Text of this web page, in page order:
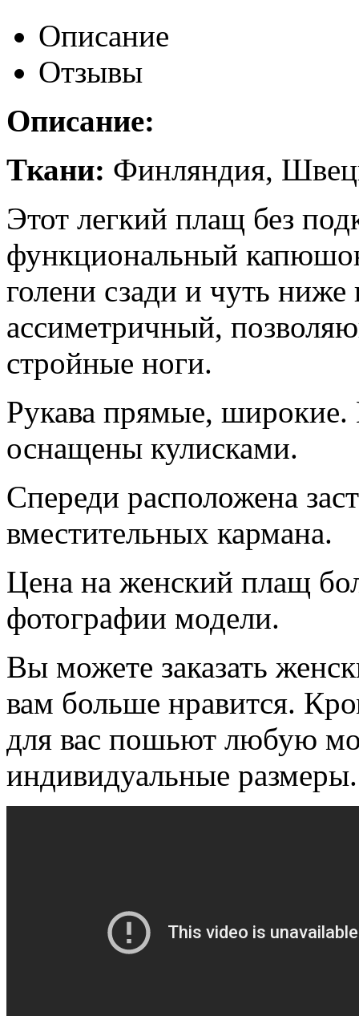
Описание
Отзывы
Описание:
Ткани: Финляндия,
Этот легкий плащ без
функциональный
голени сзади и чуть
ассиметричный,
стройные ноги.
Рукава прямые,
оснащены кулисками.
Спереди расположена
вместительных кармана.
Цена на женский плащ
фотографии модели.
Вы можете заказать
вам больше нравится.
для вас пошьют любую
индивидуальные размеры.